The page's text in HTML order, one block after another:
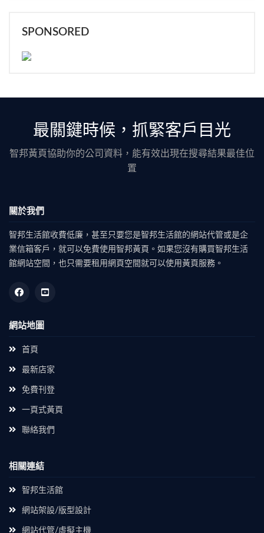
SPONSORED
最關鍵時候，抓緊客戶目光
智邦黃頁協助你的公司資料，能有效出現在搜尋結果最佳位
置
關於我們
智邦生活館收費低廉，甚至只要您是智邦生活館的網站代管或是企
業信箱客戶，就可以免費使用智邦黃頁。如果您沒有購買智邦生活
館網站空間，也只需要租用網頁空間就可以使用黃頁服務。
網站地圖
首頁
最新店家
免費刊登
一頁式黃頁
聯絡我們
相關連結
智邦生活館
網站架設/版型設計
網站代管/虛擬主機